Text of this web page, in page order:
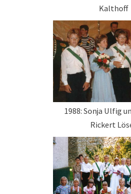
Kalthoff
1988: Sonja Ulfig
Rickert